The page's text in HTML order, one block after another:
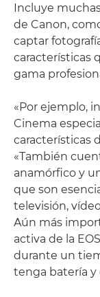
Incluye
de Canon,
captar
características
gama
«Por ejemplo,
Cinema
características
«También
anamórfico y
que son
televisión,
Aún más
activa de la
durante un
tenga batería y